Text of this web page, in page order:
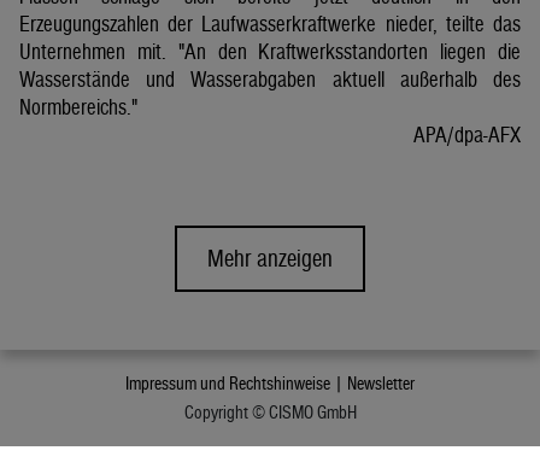
Erzeugungszahlen der Laufwasserkraftwerke nieder, teilte das
Unternehmen mit. "An den Kraftwerksstandorten liegen die
Wasserstände und Wasserabgaben aktuell außerhalb des
Normbereichs."
APA/dpa-AFX
Mehr anzeigen
Impressum und Rechtshinweise | Newsletter
Copyright © CISMO GmbH